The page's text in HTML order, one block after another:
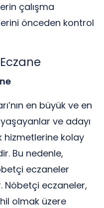
çalışma
önceden kontrol
en büyük ve en
ve adayı
hizmetlerine kolay
Bu nedenle,
eczaneler
Nöbetçi eczaneler,
olmak üzere